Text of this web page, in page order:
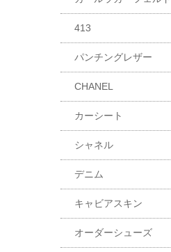
413
パンチングレザー
CHANEL
カーシート
シャネル
デニム
キャビアスキン
オーダーシューズ